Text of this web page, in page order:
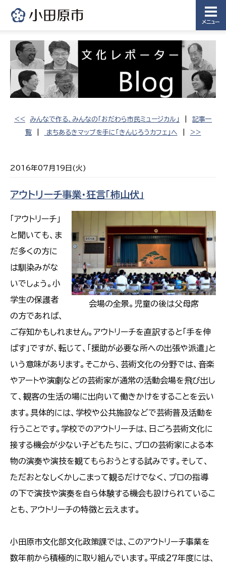
メニュー
<< みんなで作る、みんなの「おだわら市民ミュージカル」
記事一
覧| まちあるきマップを手に「きんじろうカフェ」へ >>
2016年07月19日(火)
アウトリーチ事業・狂言「柿山伏」
会場の全景。児童の後は父母席
「アウトリーチ」
と聞いても、ま
だ多くの方に
は馴染みがな
いでしょう。小
学生の保護者
の方であれば、
ご存知かもしれません。アウトリーチを直訳すると「手を伸
ばす」ですが、転じて、「援助が必要な所への出張や派遣」と
いう意味があります。そこから、芸術文化の分野では、音楽
やアートや演劇などの芸術家が通常の活動会場を飛び出し
て、観客の生活の場に出向いて働きかけをすることを云い
ます。具体的には、学校や公共施設などで芸術普及活動を
行うことです。学校でのアウトリーチは、日ごろ芸術文化に
接する機会が少ない子どもたちに、プロの芸術家による本
物の演奏や演技を観てもらおうとする試みです。そして、
ただおとなしくかしこまって観るだけでなく、プロの指導
の下で演技や演奏を自ら体験する機会も設けられているこ
とも、アウトリーチの特徴と云えます。
小田原市文化部文化政策課では、このアウトリーチ事業を
数年前から積極的に取り組んでいます。平成２７年度には、